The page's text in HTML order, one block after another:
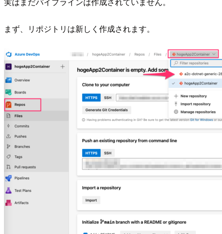
まず、リポジトリは新しく作成されます。